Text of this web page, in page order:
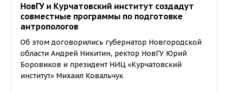
НовГУ и Курчатовский институт создадут
совместные программы по подготовке
антропологов
Об этом договорились губернатор Новгородской
области Андрей Никитин, ректор НовГУ Юрий
Боровиков и президент НИЦ «Курчатовский
институт» Михаил Ковальчук